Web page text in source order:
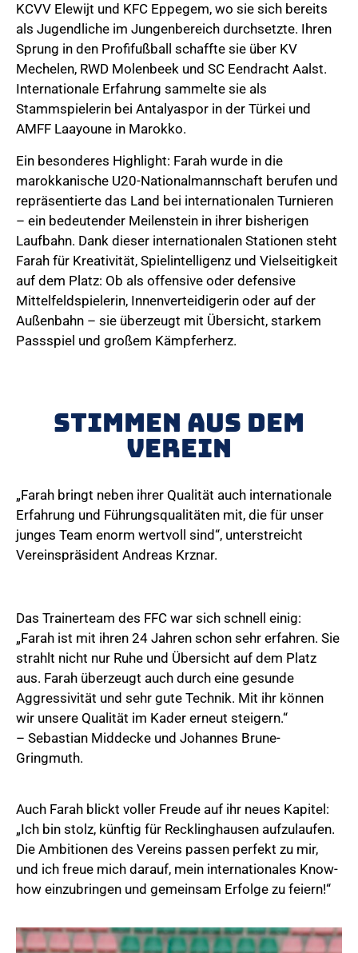
KCVV Elewijt und KFC Eppegem, wo sie sich bereits
als Jugendliche im Jungenbereich durchsetzte. Ihren
Sprung in den Profifußball schaffte sie über KV
Mechelen, RWD Molenbeek und SC Eendracht Aalst.
Internationale Erfahrung sammelte sie als
Stammspielerin bei Antalyaspor in der Türkei und
AMFF Laayoune in Marokko.
Ein besonderes Highlight: Farah wurde in die
marokkanische U20-Nationalmannschaft berufen und
repräsentierte das Land bei internationalen Turnieren
– ein bedeutender Meilenstein in ihrer bisherigen
Laufbahn. Dank dieser internationalen Stationen steht
Farah für Kreativität, Spielintelligenz und Vielseitigkeit
auf dem Platz: Ob als offensive oder defensive
Mittelfeldspielerin, Innenverteidigerin oder auf der
Außenbahn – sie überzeugt mit Übersicht, starkem
Passspiel und großem Kämpferherz.
Stimmen aus dem
Verein
„Farah bringt neben ihrer Qualität auch internationale
Erfahrung und Führungsqualitäten mit, die für unser
junges Team enorm wertvoll sind“, unterstreicht
Vereinspräsident Andreas Krznar.
Das Trainerteam des FFC war sich schnell einig:
„Farah ist mit ihren 24 Jahren schon sehr erfahren. Sie
strahlt nicht nur Ruhe und Übersicht auf dem Platz
aus. Farah überzeugt auch durch eine gesunde
Aggressivität und sehr gute Technik. Mit ihr können
wir unsere Qualität im Kader erneut steigern.“
– Sebastian Middecke und Johannes Brune-
Gringmuth.
Auch Farah blickt voller Freude auf ihr neues Kapitel:
„Ich bin stolz, künftig für Recklinghausen aufzulaufen.
Die Ambitionen des Vereins passen perfekt zu mir,
und ich freue mich darauf, mein internationales Know-
how einzubringen und gemeinsam Erfolge zu feiern!“